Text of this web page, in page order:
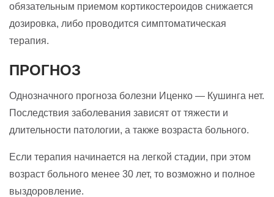
обязательным приемом кортикостероидов снижается
дозировка, либо проводится симптоматическая
терапия.
ПРОГНОЗ
Однозначного прогноза болезни Иценко — Кушинга нет.
Последствия заболевания зависят от тяжести и
длительности патологии, а также возраста больного.
Если терапия начинается на легкой стадии, при этом
возраст больного менее 30 лет, то возможно и полное
выздоровление.